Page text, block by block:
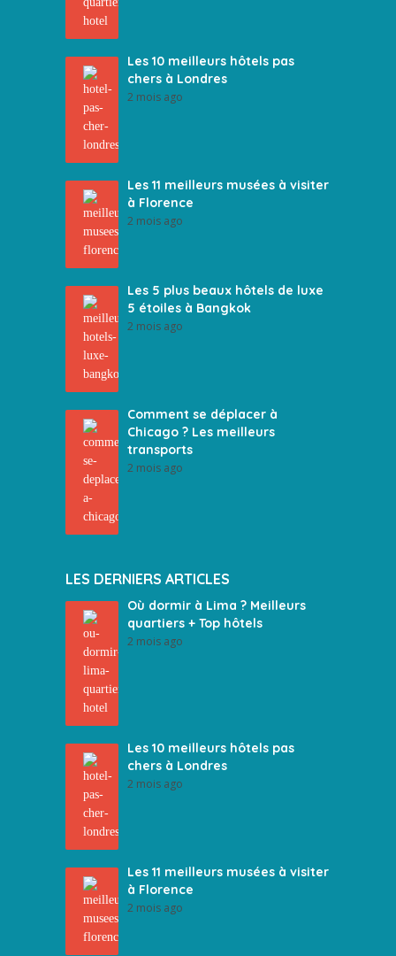
Les 10 meilleurs hôtels pas
chers à Londres
2 mois ago
Les 11 meilleurs musées à visiter
à Florence
2 mois ago
Les 5 plus beaux hôtels de luxe
5 étoiles à Bangkok
2 mois ago
Comment se déplacer à
Chicago ? Les meilleurs
transports
2 mois ago
LES DERNIERS ARTICLES
Où dormir à Lima ? Meilleurs
quartiers + Top hôtels
2 mois ago
Les 10 meilleurs hôtels pas
chers à Londres
2 mois ago
Les 11 meilleurs musées à visiter
à Florence
2 mois ago